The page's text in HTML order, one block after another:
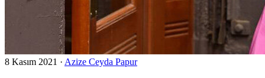
8 Kasım 2021 · Azize Ceyda Papur